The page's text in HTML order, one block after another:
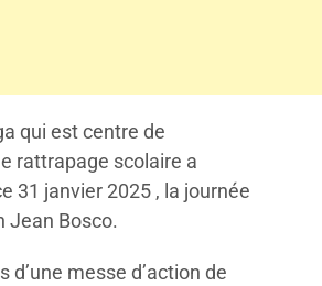
qui est centre de
rattrapage scolaire a
31 janvier 2025 , la journée
Jean Bosco.
d’une messe d’action de